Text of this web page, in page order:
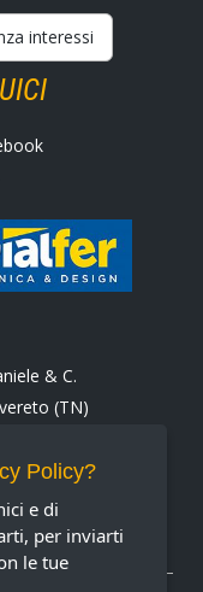
interessi
& C.
(TN)
Policy?
e di
per inviarti
le tue